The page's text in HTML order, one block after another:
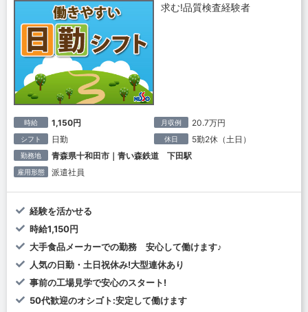
求む!品質検査経験者
時給 1,150円 月収例 20.7万円
シフト 日勤 休日 5勤2休（土日）
勤務地 青森県十和田市｜青い森鉄道 下田駅
雇用形態 派遣社員
経験を活かせる
時給1,150円
大手食品メーカーでの勤務 安心して働けます♪
人気の日勤・土日祝休み!大型連休あり
事前の工場見学で安心のスタート!
50代歓迎のオシゴト:安定して働けます